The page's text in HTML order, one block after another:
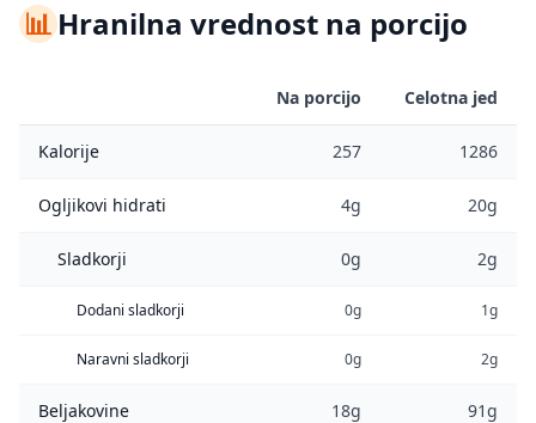
📊Hranilna vrednost na porcijo
Na porcijo Celotna jed
Kalorije 257 1286
Ogljikovi hidrati 4g 20g
Sladkorji 0g 2g
Dodani sladkorji 0g 1g
Naravni sladkorji 0g 2g
Beljakovine 18g 91g